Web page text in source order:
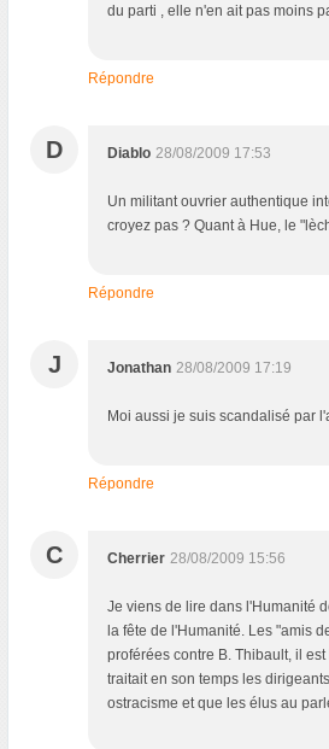
du parti , elle n'en ait pas moins
Répondre
D Diablo 28/08/2009 17:53
Un militant ouvrier authentique
croyez pas ? Quant à Hue, le
Répondre
J Jonathan 28/08/2009 17:19
Moi aussi je suis scandalisé par
Répondre
C Cherrier 28/08/2009 15:56
Je viens de lire dans l'Humanité
la fête de l'Humanité. Les "amis
proférées contre B. Thibault, il
traitait en son temps les
ostracisme et que les élus au